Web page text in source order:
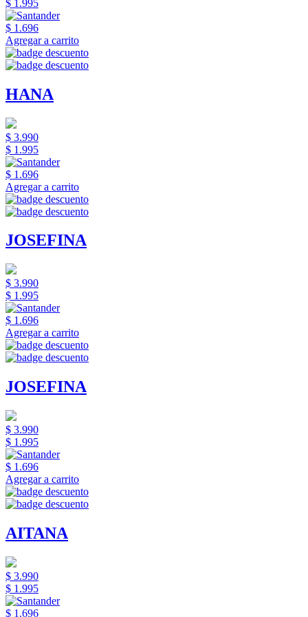
$ 1.995
$ 1.696
Agregar a carrito
HANA
$ 3.990
$ 1.995
$ 1.696
Agregar a carrito
JOSEFINA
$ 3.990
$ 1.995
$ 1.696
Agregar a carrito
JOSEFINA
$ 3.990
$ 1.995
$ 1.696
Agregar a carrito
AITANA
$ 3.990
$ 1.995
$ 1.696